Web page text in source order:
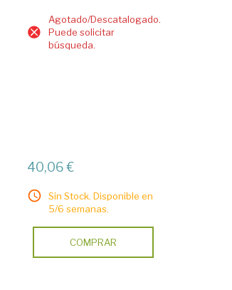
Agotado/Descatalogado.
Puede solicitar
búsqueda.
40,06 €
Sin Stock. Disponible en
5/6 semanas.
COMPRAR